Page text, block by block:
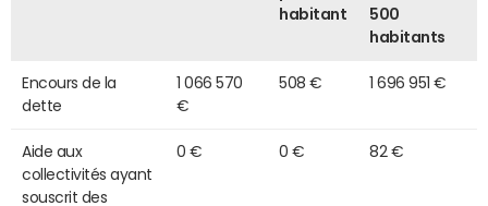
habitant
500
habitants
Encours de la
dette
1 066 570
€
508 € 1 696 951 €
Aide aux
collectivités ayant
souscrit des
0 € 0 € 82 €